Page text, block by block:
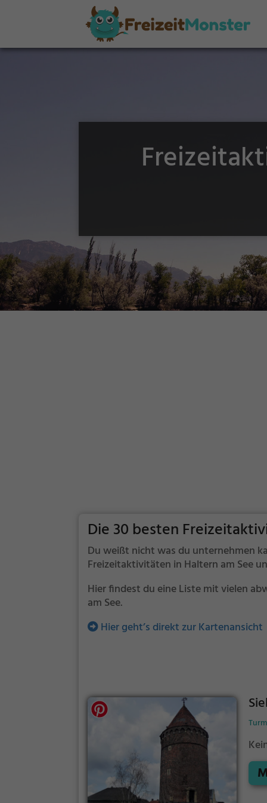
Die 30 besten
Du weißt nicht was du unternehmen
Freizeitaktivitäten in Haltern am See
Hier findest du eine Liste mit vielen
am See.
Hier geht’s direkt zur Kartenansicht